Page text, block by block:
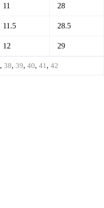
11 28
11.5 28.5
12 29
, 38, 39, 40, 41 , 42